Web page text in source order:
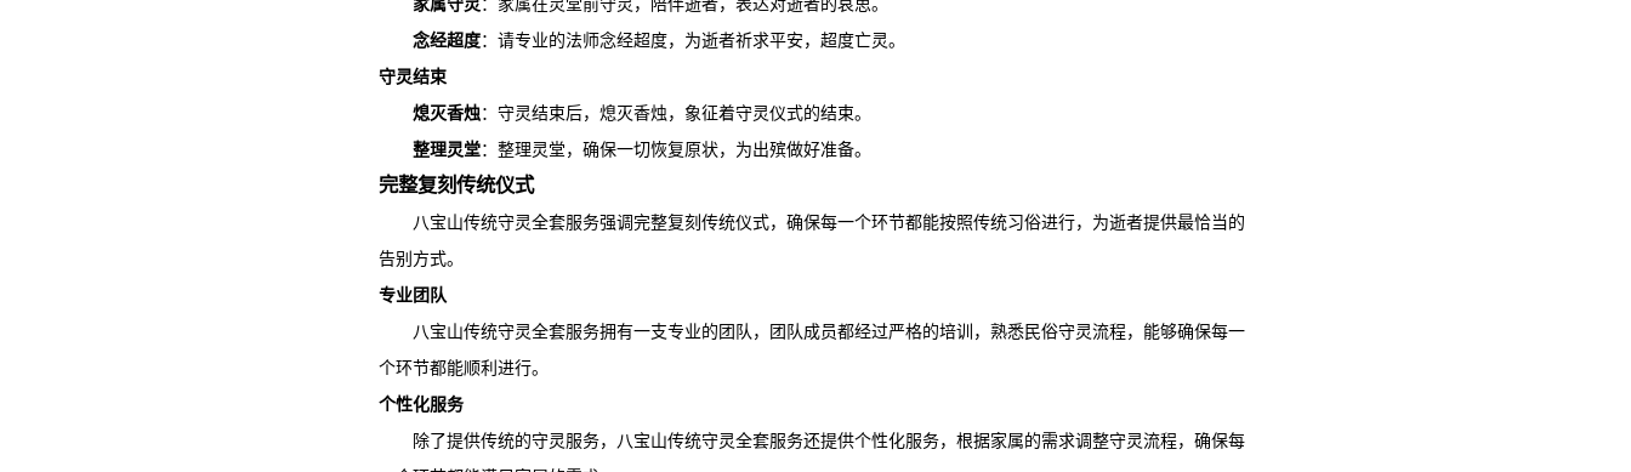
念经超度：请专业的法师念经超度，为逝者祈求平安，超度亡灵。
守灵结束
熄灭香烛：守灵结束后，熄灭香烛，象征着守灵仪式的结束。
整理灵堂：整理灵堂，确保一切恢复原状，为出殡做好准备。
完整复刻传统仪式
八宝山传统守灵全套服务强调完整复刻传统仪式，确保每一个环节都能按照传统习俗进行，为逝者提供最恰当的
告别方式。
专业团队
八宝山传统守灵全套服务拥有一支专业的团队，团队成员都经过严格的培训，熟悉民俗守灵流程，能够确保每一
个环节都能顺利进行。
个性化服务
除了提供传统的守灵服务，八宝山传统守灵全套服务还提供个性化服务，根据家属的需求调整守灵流程，确保每